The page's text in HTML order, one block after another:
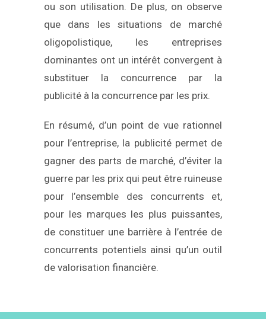
ou son utilisation. De plus, on observe
que dans les situations de marché
oligopolistique, les entreprises
dominantes ont un intérêt convergent à
substituer la concurrence par la
publicité à la concurrence par les prix.
En résumé, d’un point de vue rationnel
pour l’entreprise, la publicité permet de
gagner des parts de marché, d’éviter la
guerre par les prix qui peut être ruineuse
pour l’ensemble des concurrents et,
pour les marques les plus puissantes,
de constituer une barrière à l’entrée de
concurrents potentiels ainsi qu’un outil
de valorisation financière.